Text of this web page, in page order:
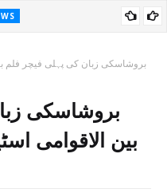
بروشاسکی زبان کی پہلی فیچر فلم
بروشاسکی
بین الاقوامی